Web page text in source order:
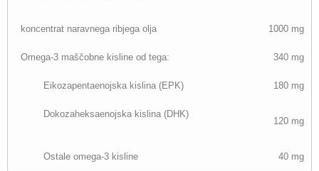
koncentrat naravnega ribjega olja 1000 mg
Omega-3 maščobne kisline od tega: 340 mg
Eikozapentaenojska kislina (EPK) 180 mg
Dokozaheksaenojska kislina (DHK)
120 mg
Ostale omega-3 kisline 40 mg